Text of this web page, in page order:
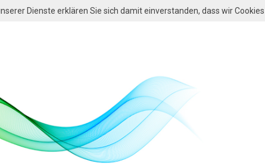
Dienste erklären Sie sich damit einverstanden, dass wir Cookies